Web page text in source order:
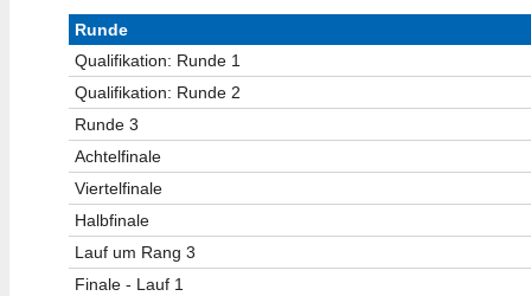
Runde
Qualifikation: Runde 1
Qualifikation: Runde 2
Runde 3
Achtelfinale
Viertelfinale
Halbfinale
Lauf um Rang 3
Finale - Lauf 1